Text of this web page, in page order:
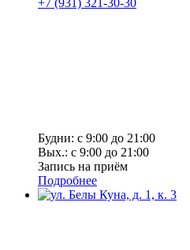
+7 (931) 321-30-30
Будни: с 9:00 до 21:00
Вых.: с 9:00 до 21:00
Запись на приём
Подробнее